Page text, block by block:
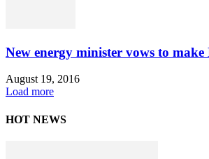
New energy minister vows to
August 19, 2016
Load more
HOT NEWS